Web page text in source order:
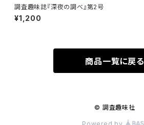
調査趣味誌『深夜の調べ』第2号
¥1,200
商品一覧に戻る
© 調査趣味社